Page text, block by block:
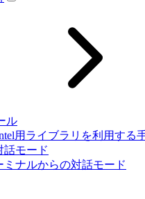
ル
用ライブラリを利用する
話モード
ミナルからの対話モード